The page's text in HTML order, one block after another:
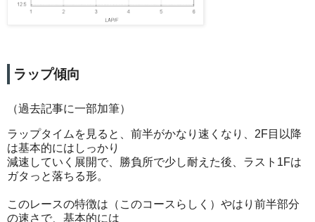
ラップ傾向
（過去記事に一部加筆）
ラップタイムを見ると、前半がかなり速くなり、2F目以降
は基本的にはしっかり
減速していく展開で、勝負所で少し耐えた後、ラスト1Fは
ガタっと落ちる形。
このレースの特徴は（このコースらしく）やはり前半部分
の速さで、基本的には